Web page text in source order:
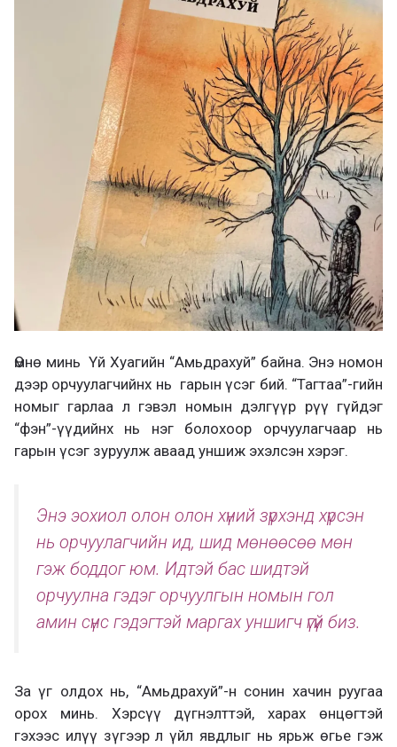
Өмнө минь Үй Хуагийн “Амьдрахуй” байна. Энэ номон
дээр орчуулагчийнх нь гарын үсэг бий. “Тагтаа”-гийн
номыг гарлаа л гэвэл номын дэлгүүр рүү гүйдэг
“фэн”-үүдийнх нь нэг болохоор орчуулагчаар нь
гарын үсэг зуруулж аваад уншиж эхэлсэн хэрэг.
Энэ эохиол олон олон хүний зүрхэнд хүрсэн
нь орчуулагчийн ид, шид мөнөөсөө мөн
гэж боддог юм. Идтэй бас шидтэй
орчуулна гэдэг орчуулгын номын гол
амин сүнс гэдэгтэй маргах уншигч үгүй биз.
За үг олдох нь, “Амьдрахуй”-н сонин хачин руугаа
орох минь. Хэрсүү дүгнэлттэй, харах өнцөгтэй
гэхээс илүү зүгээр л үйл явдлыг нь ярьж өгье гэж